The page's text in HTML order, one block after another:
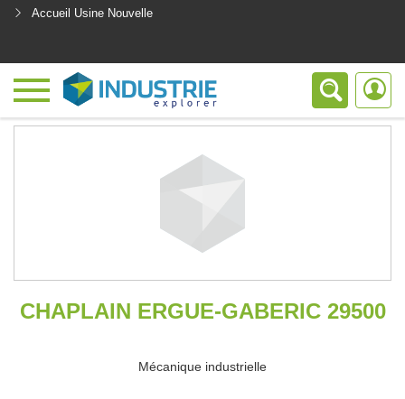
Accueil Usine Nouvelle
CHAPLAIN ERGUE-GABERIC 29500
Mécanique industrielle